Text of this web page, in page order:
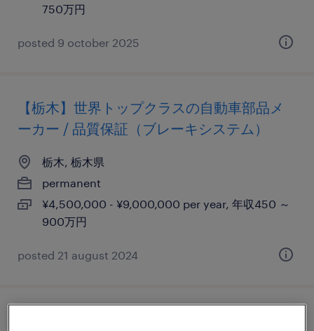
750万円
posted 9 october 2025
【栃木】世界トップクラスの自動車部品メ
ーカー / 品質保証（ブレーキシステム）
栃木, 栃木県
permanent
¥4,500,000 - ¥9,000,000 per year, 年収450 ～
900万円
posted 21 august 2024